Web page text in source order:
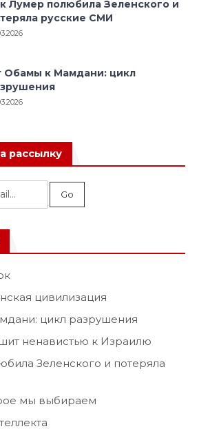
Лумер полюбила Зеленского и
русские СМИ
Обамы к Мамдани: цикл
рассылку
цивилизация
цикл разрушения
ненавистью к Израилю
Зеленского и потеряла
мы выбираем